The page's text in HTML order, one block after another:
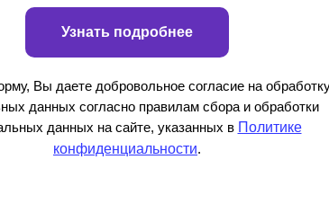
Узнать подробнее
Вы даете добровольное согласие на
данных согласно правилам сбора и обработки
данных на сайте, указанных в Политике
конфиденциальности.